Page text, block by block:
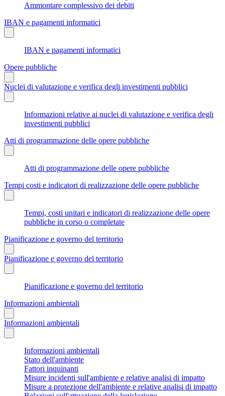
Ammontare complessivo dei debiti
IBAN e pagamenti informatici
IBAN e pagamenti informatici
Opere pubbliche
Nuclei di valutazione e verifica degli investimenti pubblici
Informazioni relative ai nuclei di valutazione e verifica degli
investimenti pubblici
Atti di programmazione delle opere pubbliche
Atti di programmazione delle opere pubbliche
Tempi costi e indicatori di realizzazione delle opere pubbliche
Tempi, costi unitari e indicatori di realizzazione delle opere
pubbliche in corso o completate
Pianificazione e governo del territorio
Pianificazione e governo del territorio
Pianificazione e governo del territorio
Informazioni ambientali
Informazioni ambientali
Informazioni ambientali
Stato dell'ambiente
Fattori inquinanti
Misure incidenti sull'ambiente e relative analisi di impatto
Misure a protezione dell'ambiente e relative analisi di impatto